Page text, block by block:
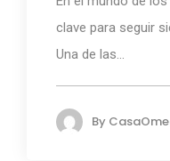
clave para seguir
Una de las...
By